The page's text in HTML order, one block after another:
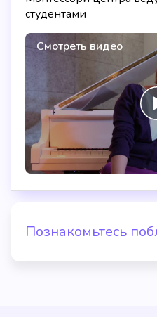
студентами
Смотреть видео
Познакомьтесь